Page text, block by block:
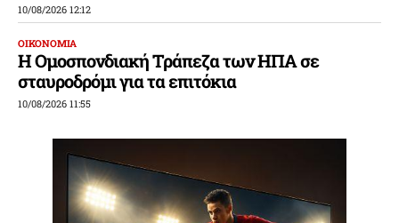
10/08/2026 12:12
ΟΙΚΟΝΟΜΙΑ
Η Ομοσπονδιακή Τράπεζα των ΗΠΑ σε
σταυροδρόμι για τα επιτόκια
10/08/2026 11:55